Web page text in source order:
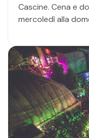
Cascine. Cena e
mercoledì alla